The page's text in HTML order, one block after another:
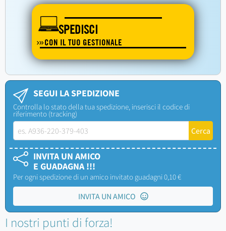
SPEDISCI
CON IL TUO GESTIONALE
SEGUI LA SPEDIZIONE
Controlla lo stato della tua spedizione, inserisci il codice di
riferimento (tracking)
INVITA UN AMICO
E GUADAGNA !!!
Per ogni spedizione di un amico invitato guadagni 0,10 €
INVITA UN AMICO
I nostri punti di forza!